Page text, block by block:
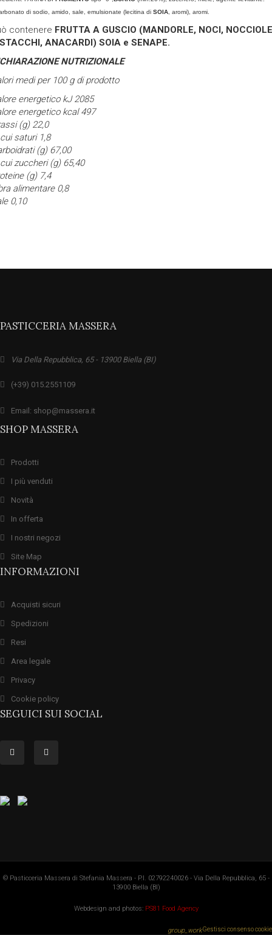
di sodio, amido, sale, emulsionate (lecitina di SOIA , aromi), aromi.
contenere FRUTTA A GUSCIO (MANDORLE, NOCI,
ANACARDI) SOIA e SENAPE.
NUTRIZIONALE
medi per 100 g di prodotto
energetico kJ 2085
energetico kcal 497
(g) 22,0
saturi 1,8
(g) 67,00
zuccheri (g) 65,40
(g) 7,4
alimentare 0,8
0,10
PASTICCERIA MASSERA
Via Della Repubblica, 65 - 13900 Biella (BI)
(+39) 015.2551109
Email: shop@massera.it
SHOP MASSERA
Prodotti
I più venduti
Novità
In offerta
I nostri negozi
Site Map
INFORMAZIONI
Acquisti sicuri
Spedizioni
Resi
Area legale
Privacy
Cookie policy
SEGUICI SUI SOCIAL
© Pasticceria Massera di Stefania Massera - P.I. 02792240026 - Via Della Repubblica, 65 -
13900 Biella (BI)
Webdesign and photos: PS81 Food Agency
group_workGestisci consenso cookie